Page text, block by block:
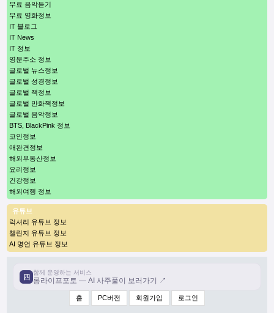
무료 음악듣기
무료 영화정보
IT 블로그
IT News
IT 정보
영문주소 정보
글로벌 뉴스정보
글로벌 성경정보
글로벌 책정보
글로벌 만화책정보
글로벌 음악정보
BTS, BlackPink 정보
코인정보
애완견정보
해외부동산정보
요리정보
건강정보
해외여행 정보
유튜브
럭셔리 유튜브 정보
챌린지 유튜브 정보
AI 명언 유튜브 정보
四
함께 운영하는 서비스
롱라이프포토 — AI 사주풀이 보러가기 ↗
홈 PC버전 회원가입 로그인